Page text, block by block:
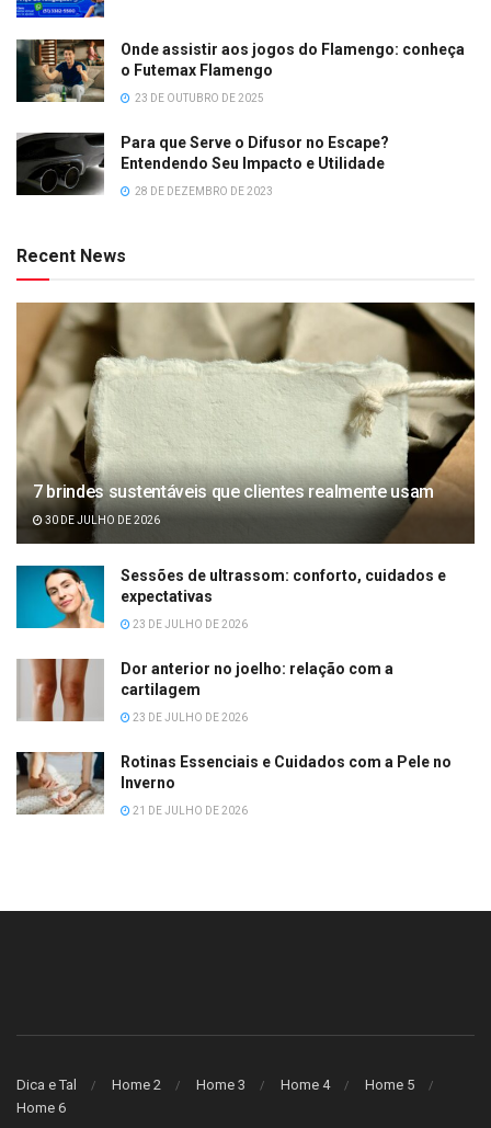
Onde assistir aos jogos do Flamengo: conheça
o Futemax Flamengo
23 DE OUTUBRO DE 2025
Para que Serve o Difusor no Escape?
Entendendo Seu Impacto e Utilidade
28 DE DEZEMBRO DE 2023
Recent News
7 brindes sustentáveis que clientes realmente usam
30 DE JULHO DE 2026
Sessões de ultrassom: conforto, cuidados e
expectativas
23 DE JULHO DE 2026
Dor anterior no joelho: relação com a
cartilagem
23 DE JULHO DE 2026
Rotinas Essenciais e Cuidados com a Pele no
Inverno
21 DE JULHO DE 2026
Dica e Tal Home 2 Home 3 Home 4
Home 5
Home 6